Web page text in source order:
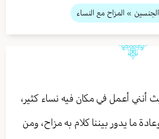
» المزاح مع النساء
أنني أعمل في مكان فيه نساء كثير،
ما يدور بيننا كلام به مزاح، ومن